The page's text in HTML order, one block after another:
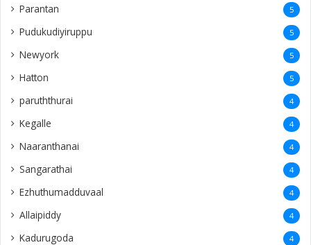
Parantan 5
Pudukudiyiruppu 5
Newyork 5
Hatton 5
paruththurai 4
Kegalle 4
Naaranthanai 4
Sangarathai 4
Ezhuthumadduvaal 4
Allaipiddy 4
Kadurugoda 4